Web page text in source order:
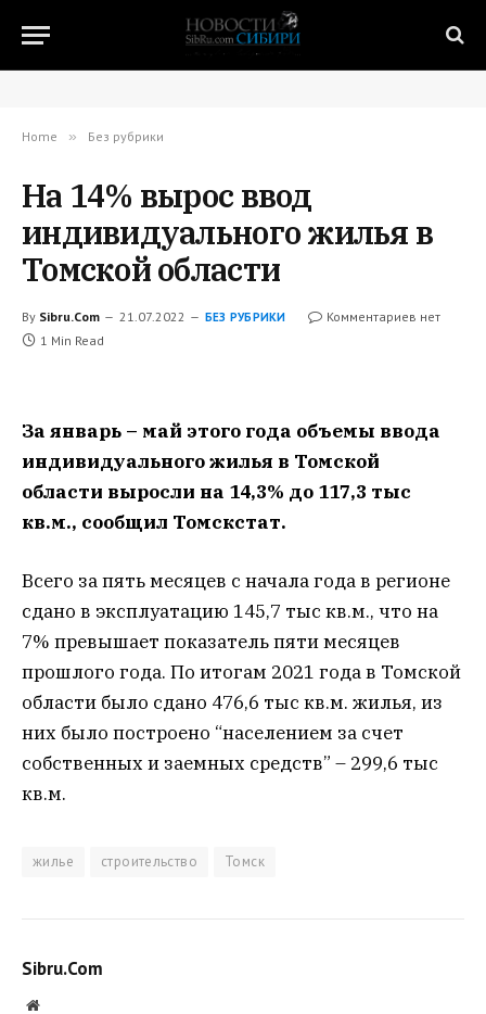
Home » Без рубрики
На 14% вырос ввод
индивидуального жилья в
Томской области
By Sibru.Com 21.07.2022 БЕЗ РУБРИКИ
Комментариев нет
1 Min Read
За январь – май этого года объемы ввода
индивидуального жилья в Томской
области выросли на 14,3% до 117,3 тыс
кв.м., сообщил Томскстат.
Всего за пять месяцев с начала года в регионе
сдано в эксплуатацию 145,7 тыс кв.м., что на
7% превышает показатель пяти месяцев
прошлого года. По итогам 2021 года в Томской
области было сдано 476,6 тыс кв.м. жилья, из
них было построено “населением за счет
собственных и заемных средств” – 299,6 тыс
кв.м.
жилье строительство Томск
Sibru.Com
Website